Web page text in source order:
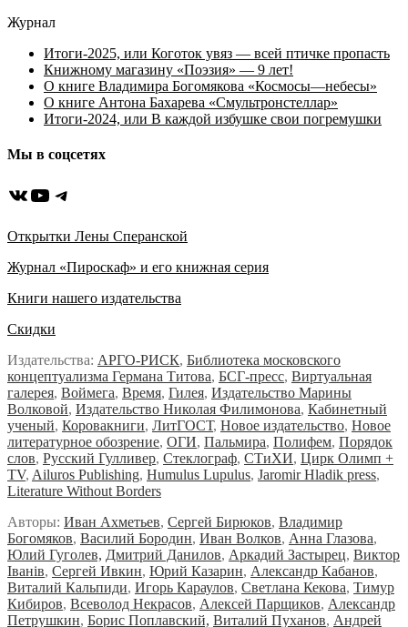
Журнал
Итоги-2025, или Коготок увяз — всей птичке пропасть
Книжному магазину «Поэзия» — 9 лет!
О книге Владимира Богомякова «Космосы—небесы»
О книге Антона Бахарева «Смультронстеллар»
Итоги-2024, или В каждой избушке свои погремушки
Мы в соцсетях
ВКонтакте
YouTube
Telegram
Открытки Лены Сперанской
Журнал «Пироскаф» и его книжная серия
Книги нашего издательства
Скидки
Издательства: АРГО-РИСК, Библиотека московского
концептуализма Германа Титова, БСГ-пресс, Виртуальная
галерея, Воймега, Время, Гилея, Издательство Марины
Волковой, Издательство Николая Филимонова, Кабинетный
ученый, Коровакниги, ЛитГОСТ, Новое издательство, Новое
литературное обозрение, ОГИ, Пальмира, Полифем, Порядок
слов, Русский Гулливер, Стеклограф, СТиХИ, Цирк Олимп +
TV, Ailuros Publishing, Humulus Lupulus, Jaromir Hladik press,
Literature Without Borders
Авторы: Иван Ахметьев, Сергей Бирюков, Владимир
Богомяков, Василий Бородин, Иван Волков, Анна Глазова,
Юлий Гуголев, Дмитрий Данилов, Аркадий Застырец, Виктор
Iванiв, Сергей Ивкин, Юрий Казарин, Александр Кабанов,
Виталий Кальпиди, Игорь Караулов, Светлана Кекова, Тимур
Кибиров, Всеволод Некрасов, Алексей Парщиков, Александр
Петрушкин, Борис Поплавский, Виталий Пуханов, Андрей